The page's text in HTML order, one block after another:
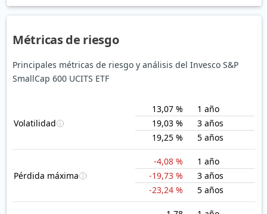
Métricas de riesgo
Principales métricas de riesgo y análisis del Invesco S&P
SmallCap 600 UCITS ETF
Volatilidad
13,07 %
1 año
19,03 %
3 años
19,25 %
5 años
Pérdida máxima
-4,08 %
1 año
-19,73 %
3 años
-23,24 %
5 años